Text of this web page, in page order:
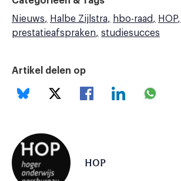
Nieuws
Halbe Zijlstra hbo-raad
HOP
prestatieafspraken
studiesucces
Artikel delen op
HOP